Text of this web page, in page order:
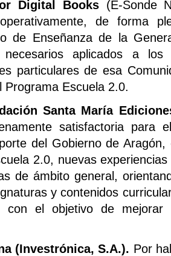
Digital Books (E-Sonde
de forma
de Enseñanza de la
necesarios aplicados a
particulares de esa
Programa Escuela 2.0.
Santa María
satisfactoria para
del Gobierno de
2.0, nuevas
de ámbito general,
y contenidos
con el objetivo de
(Investrónica, S.A.). Por